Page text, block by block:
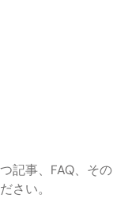
記事、FAQ、その
さい。